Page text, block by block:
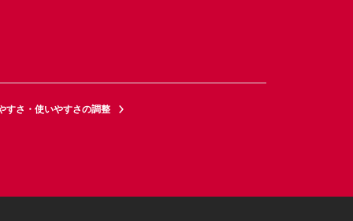
すさ・使いやすさの調整